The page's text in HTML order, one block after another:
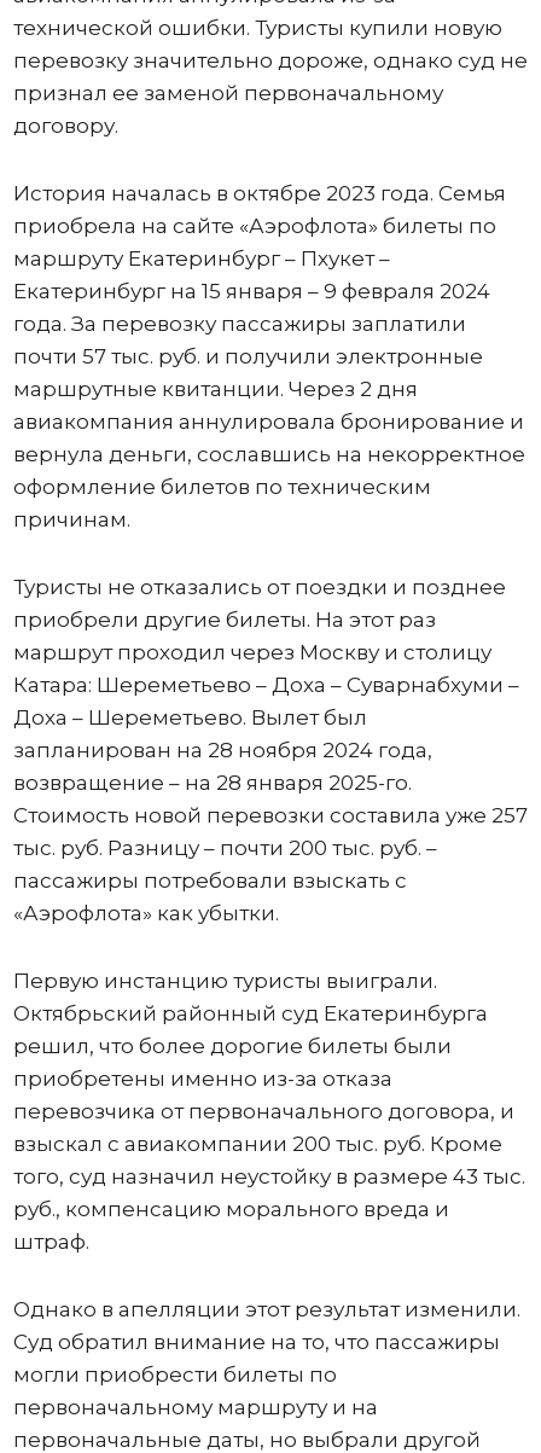
технической ошибки. Туристы купили новую
перевозку значительно дороже, однако суд не
признал ее заменой первоначальному
договору.
История началась в октябре 2023 года. Семья
приобрела на сайте «Аэрофлота» билеты по
маршруту Екатеринбург – Пхукет –
Екатеринбург на 15 января – 9 февраля 2024
года. За перевозку пассажиры заплатили
почти 57 тыс. руб. и получили электронные
маршрутные квитанции. Через 2 дня
авиакомпания аннулировала бронирование и
вернула деньги, сославшись на некорректное
оформление билетов по техническим
причинам.
Туристы не отказались от поездки и позднее
приобрели другие билеты. На этот раз
маршрут проходил через Москву и столицу
Катара: Шереметьево – Доха – Суварнабхуми –
Доха – Шереметьево. Вылет был
запланирован на 28 ноября 2024 года,
возвращение – на 28 января 2025-го.
Стоимость новой перевозки составила уже 257
тыс. руб. Разницу – почти 200 тыс. руб. –
пассажиры потребовали взыскать с
«Аэрофлота» как убытки.
Первую инстанцию туристы выиграли.
Октябрьский районный суд Екатеринбурга
решил, что более дорогие билеты были
приобретены именно из-за отказа
перевозчика от первоначального договора, и
взыскал с авиакомпании 200 тыс. руб. Кроме
того, суд назначил неустойку в размере 43 тыс.
руб., компенсацию морального вреда и
штраф.
Однако в апелляции этот результат изменили.
Суд обратил внимание на то, что пассажиры
могли приобрести билеты по
первоначальному маршруту и на
первоначальные даты, но выбрали другой